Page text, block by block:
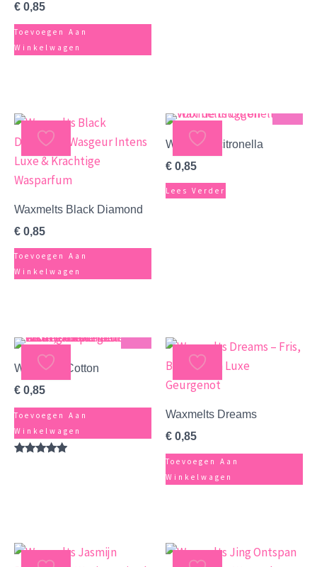
€ 0,85
Toevoegen Aan
Winkelwagen
Waxmelts Black Diamond
€ 0,85
Toevoegen Aan
Winkelwagen
Waxmelts citronella
€ 0,85
Lees Verder
Waxmelts Cotton
€ 0,85
Toevoegen Aan
Winkelwagen
Waxmelts Dreams
€ 0,85
Toevoegen Aan
Winkelwagen